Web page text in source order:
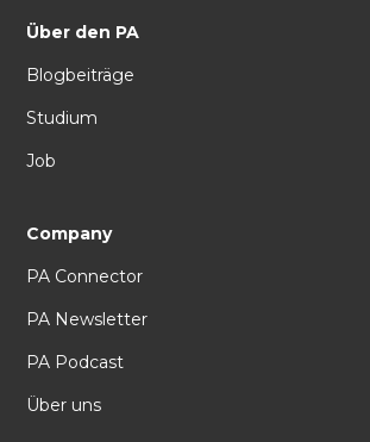
Über den PA
Blogbeiträge
Studium
Job
Company
PA Connector
PA Newsletter
PA Podcast
Über uns